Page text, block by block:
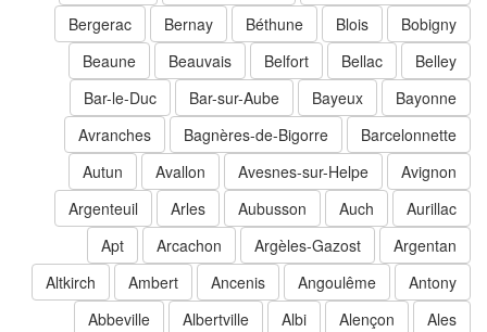
Bobigny
Blois
Béthune
Bernay
Bergerac
Belley
Bellac
Belfort
Beauvais
Beaune
Bayonne
Bayeux
Bar-sur-Aube
Bar-le-Duc
Barcelonnette
Bagnères-de-Bigorre
Avranches
Avignon
Avesnes-sur-Helpe
Avallon
Autun
Aurillac
Auch
Aubusson
Arles
Argenteuil
Argentan
Argèles-Gazost
Arcachon
Antony
Angoulême
Ancenis
Ambert
Altkirch
Ales
Alençon
Albertville
Abbeville